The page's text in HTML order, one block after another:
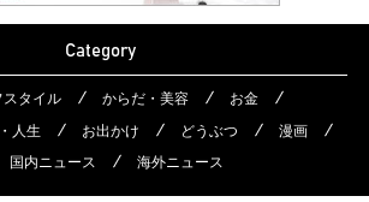
Category
スタイル からだ・美容
お金
人生 お出かけ どうぶつ
漫画
国内ニュース 海外ニュース